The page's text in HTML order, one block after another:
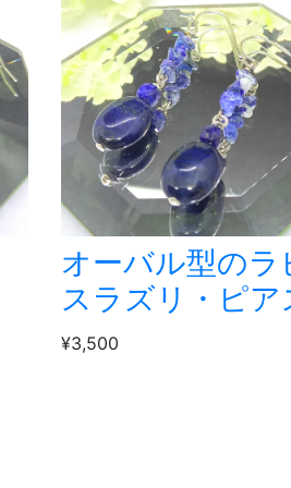
オーバル型のラ
スラズリ・ピア
¥3,500